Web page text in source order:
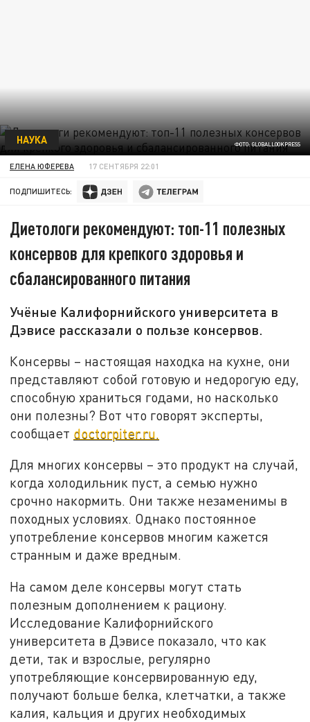
ФОТО: GLOBALLOOKPRESS
НАУКА
ЕЛЕНА ЮФЕРЕВА 17 СЕНТЯБРЯ 22:01
ПОДПИШИТЕСЬ:
Диетологи рекомендуют: топ-11 полезных
консервов для крепкого здоровья и
сбалансированного питания
Учёные Калифорнийского университета в
Дэвисе рассказали о пользе консервов.
Консервы – настоящая находка на кухне, они
представляют собой готовую и недорогую еду,
способную храниться годами, но насколько
они полезны? Вот что говорят эксперты,
сообщает doctorpiter.ru.
Для многих консервы – это продукт на случай,
когда холодильник пуст, а семью нужно
срочно накормить. Они также незаменимы в
походных условиях. Однако постоянное
употребление консервов многим кажется
странным и даже вредным.
На самом деле консервы могут стать
полезным дополнением к рациону.
Исследование Калифорнийского
университета в Дэвисе показало, что как
дети, так и взрослые, регулярно
употребляющие консервированную еду,
получают больше белка, клетчатки, а также
калия, кальция и других необходимых